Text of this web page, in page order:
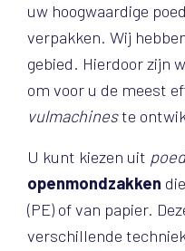
uw hoogwaardige
verpakken. Wij
gebied. Hierdoor zijn
om voor u de meest
vulmachineste
U kunt kiezen uit
openmondzakken
(PE) of van papier.
verschillende